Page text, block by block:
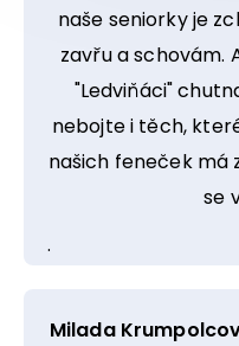
naše seniorky je
zavřu a schovám.
"Ledviňáci"
nebojte i těch,
našich feneček má
se
.
Milada